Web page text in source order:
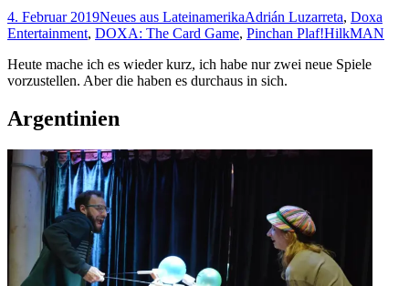
4. Februar 2019Neues aus LateinamerikaAdrián Luzarreta, Doxa
Entertainment, DOXA: The Card Game, Pinchan Plaf!HilkMAN
Heute mache ich es wieder kurz, ich habe nur zwei neue Spiele
vorzustellen. Aber die haben es durchaus in sich.
Argentinien